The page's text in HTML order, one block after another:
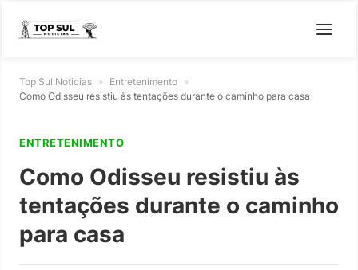
Top Sul Noticias » Entretenimento »
Como Odisseu resistiu às tentações durante o caminho para casa
ENTRETENIMENTO
Como Odisseu resistiu às
tentações durante o caminho
para casa